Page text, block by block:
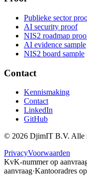
Publieke sector
AI security proof
NIS2 roadmap
AI evidence sample
NIS2 board sample
Contact
Kennismaking
Contact
LinkedIn
GitHub
© 2026 DjimIT B.V. Alle
PrivacyVoorwaarden
KvK-nummer op
aanvraag·Kantooradres